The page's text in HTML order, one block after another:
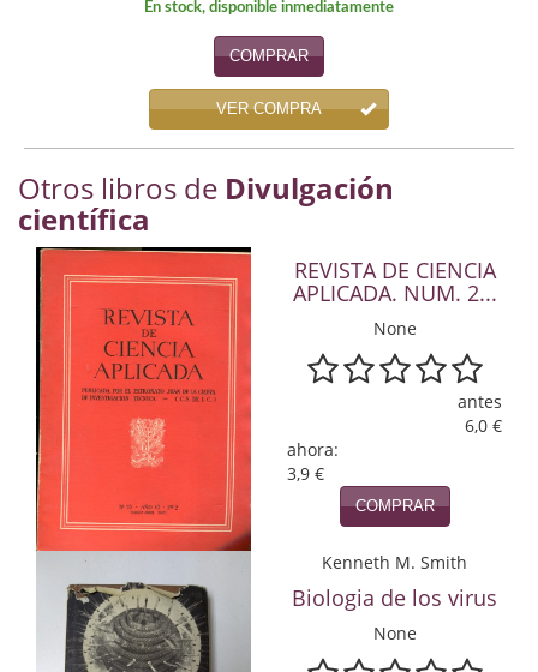
Divulgación científica
Ensayo
Ensayo literario
Física y Química
Física y química
Guerra Civil Española
Historia
Infantil y juvenil
Infantil y juvenil. Nuevo!!
En stock, disponible inmediatamente
COMPRAR
VER COMPRA
Otros libros de Divulgación
científica
REVISTA DE CIENCIA
APLICADA. NUM. 2...
None
antes
6,0 €
ahora:
3,9 €
COMPRAR
Kenneth M. Smith
Biologia de los virus
None